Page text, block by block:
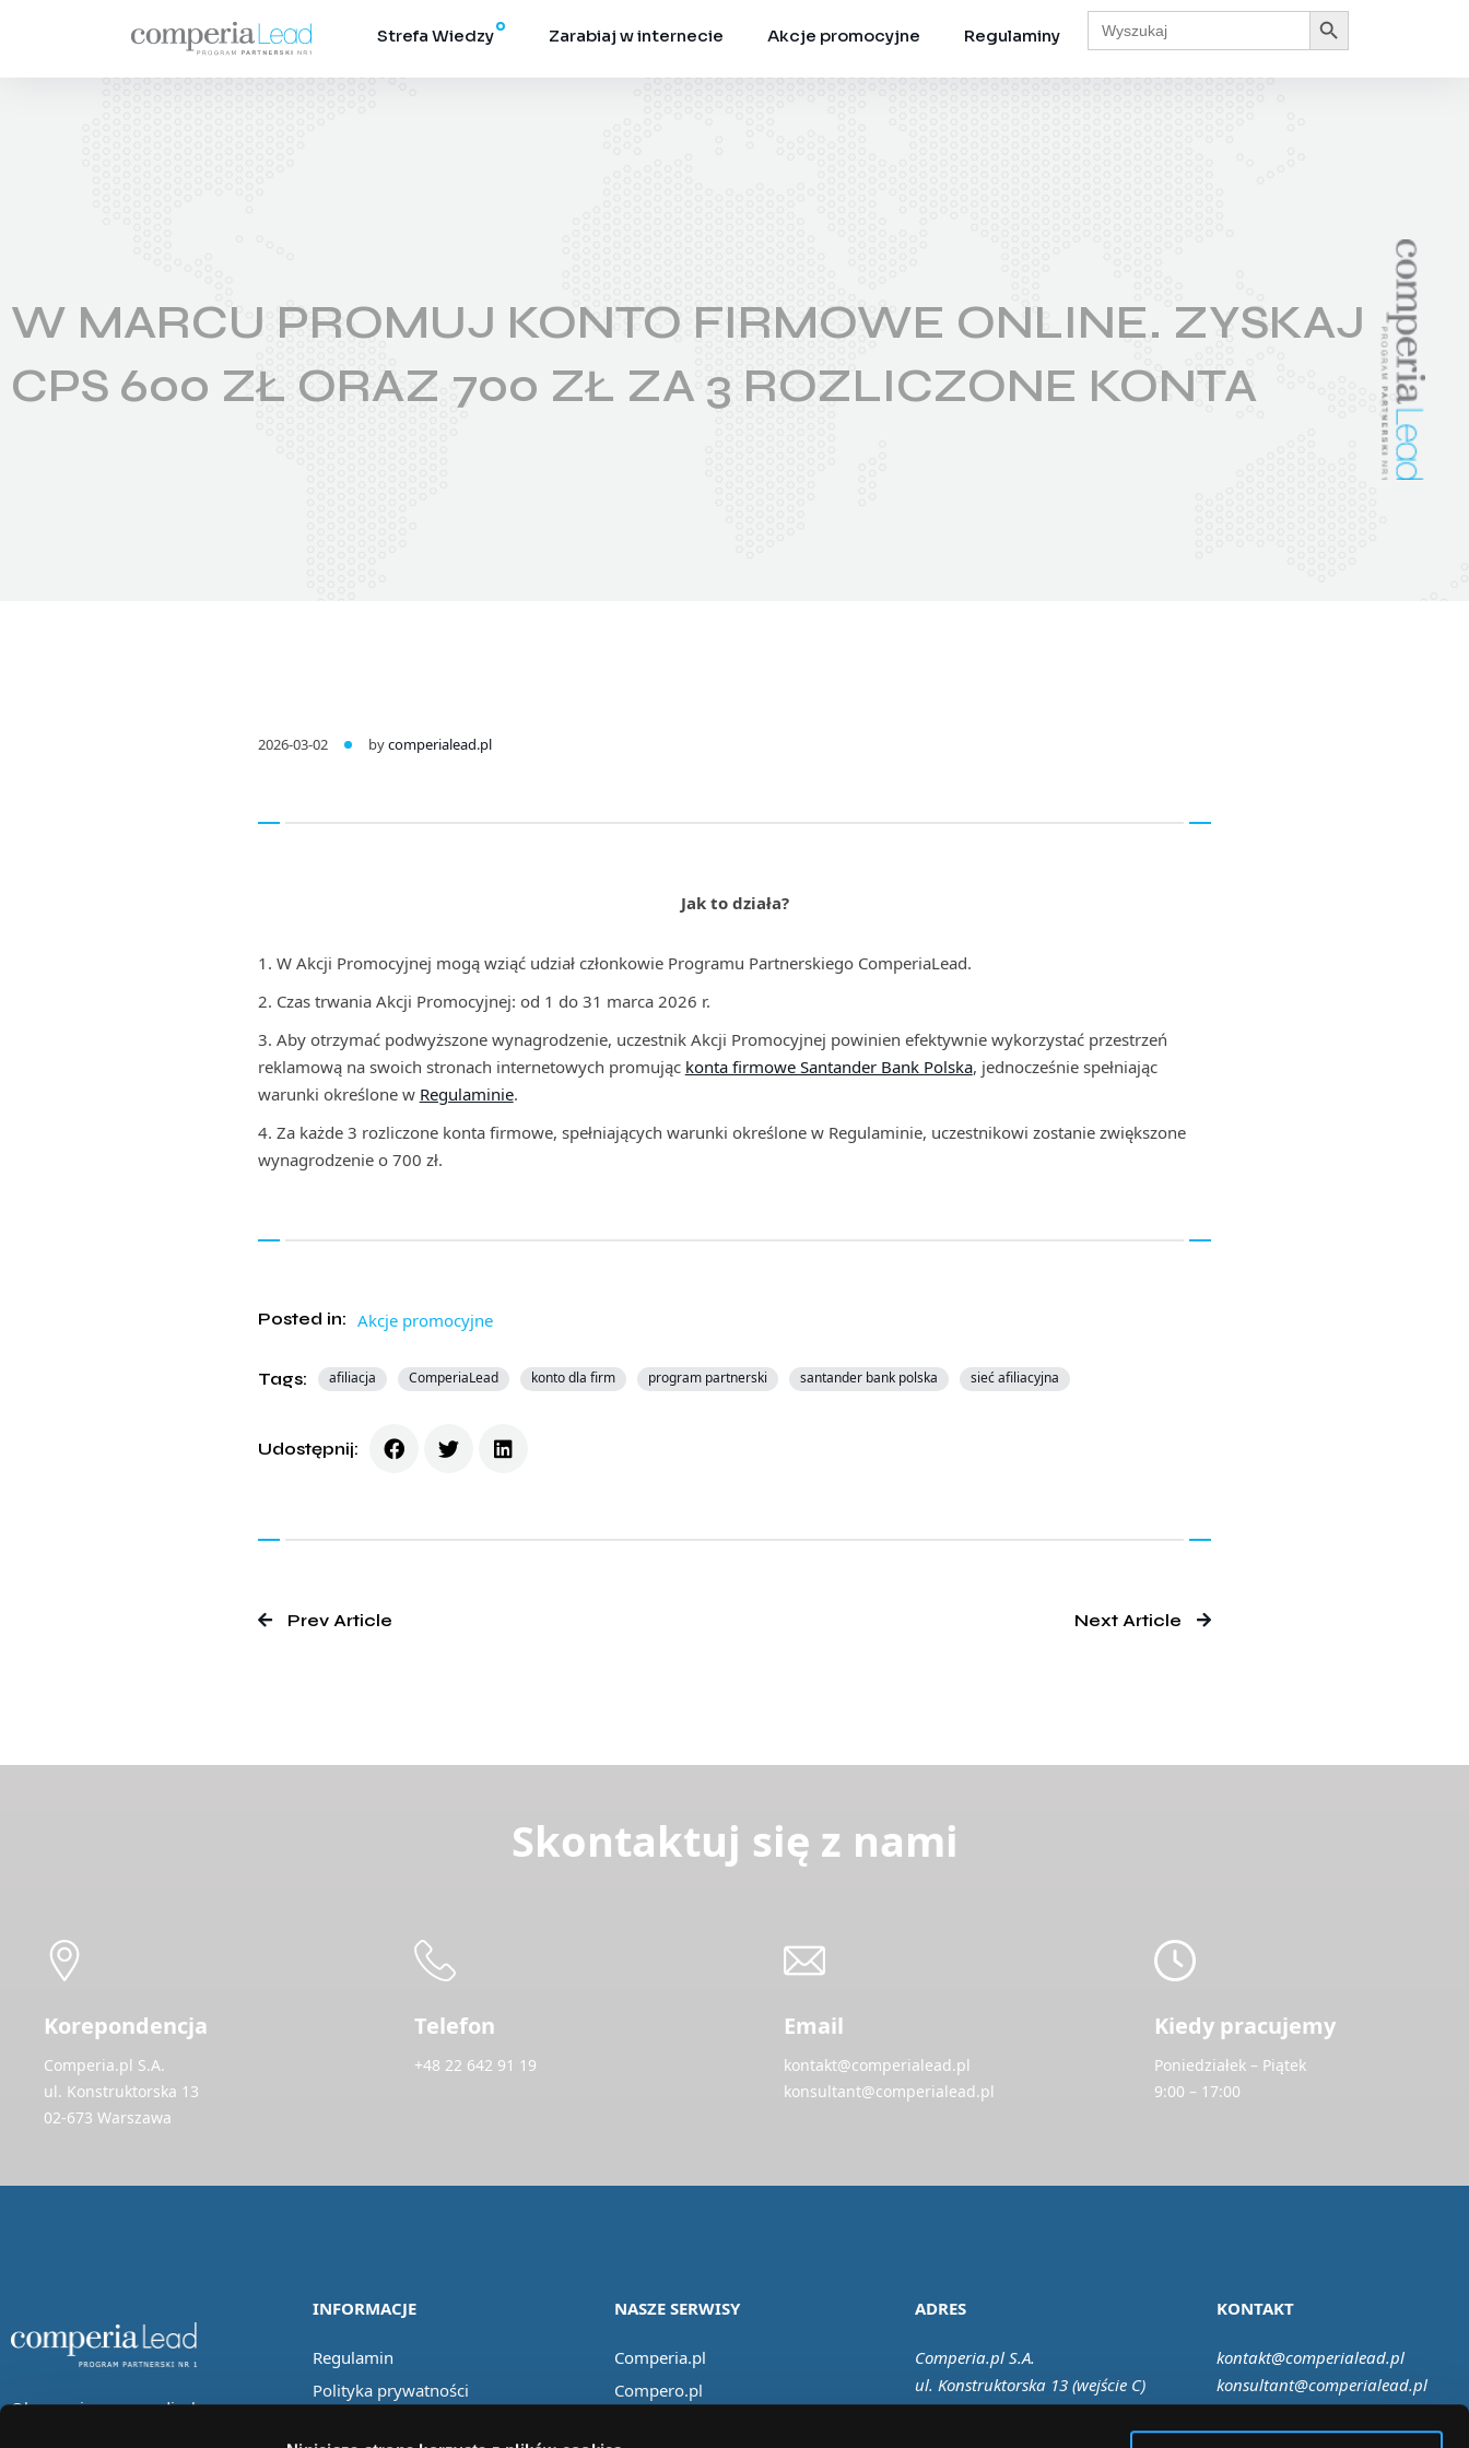
Strefa Wiedzy Zarabiaj w internecie Akcje promocyjne Regulaminy
Search
for:
Search Button
W MARCU PROMUJ KONTO FIRMOWE ONLINE. ZYSKAJ
CPS 600 ZŁ ORAZ 700 ZŁ ZA 3 ROZLICZONE KONTA
2026-03-02 bycomperialead.pl
Jak to działa?
W Akcji Promocyjnej mogą wziąć udział członkowie Programu Partnerskiego ComperiaLead.
Czas trwania Akcji Promocyjnej: od 1 do 31 marca 2026 r.
Aby otrzymać podwyższone wynagrodzenie, uczestnik Akcji Promocyjnej powinien efektywnie wykorzystać przestrzeń
reklamową na swoich stronach internetowych promując konta firmowe Santander Bank Polska, jednocześnie spełniając
warunki określone w Regulaminie.
Za każde 3 rozliczone konta firmowe, spełniających warunki określone w Regulaminie, uczestnikowi zostanie zwiększone
wynagrodzenie o 700 zł.
Posted in: Akcje promocyjne
Tags: afiliacja ComperiaLead konto dla firm program partnerski santander bank polska sieć afiliacyjna
Udostępnij:
Prev Article Next Article
Skontaktuj się z nami
Korepondencja
Comperia.pl S.A.
ul. Konstruktorska 13
02-673 Warszawa
Telefon
+48 22 642 91 19
Email
kontakt@comperialead.pl
konsultant@comperialead.pl
Kiedy pracujemy
Poniedziałek – Piątek
9:00 – 17:00
Obserwuj nas w mediach
INFORMACJE
Regulamin
Polityka prywatności
NASZE SERWISY
Comperia.pl
Compero.pl
ADRES
Comperia.pl S.A.
ul. Konstruktorska 13 (wejście C)
02-673 Warszawa
KONTAKT
kontakt@comperialead.pl
konsultant@comperialead.pl